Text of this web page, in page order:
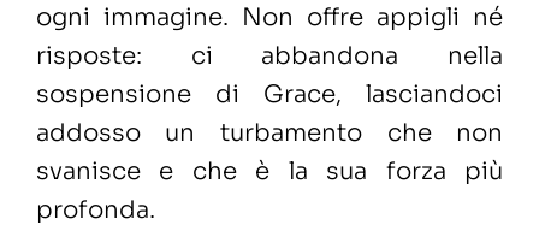
ogni immagine. Non offre appigli né
risposte: ci abbandona nella
sospensione di Grace, lasciandoci
addosso un turbamento che non
svanisce e che è la sua forza più
profonda.